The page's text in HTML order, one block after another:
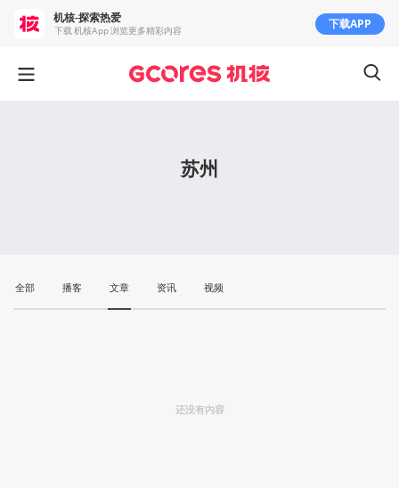
苏州
全部 播客 文章 资讯 视频
还没有内容
机核-探索热爱
下载 机核App 浏览更多精彩内容 下载APP